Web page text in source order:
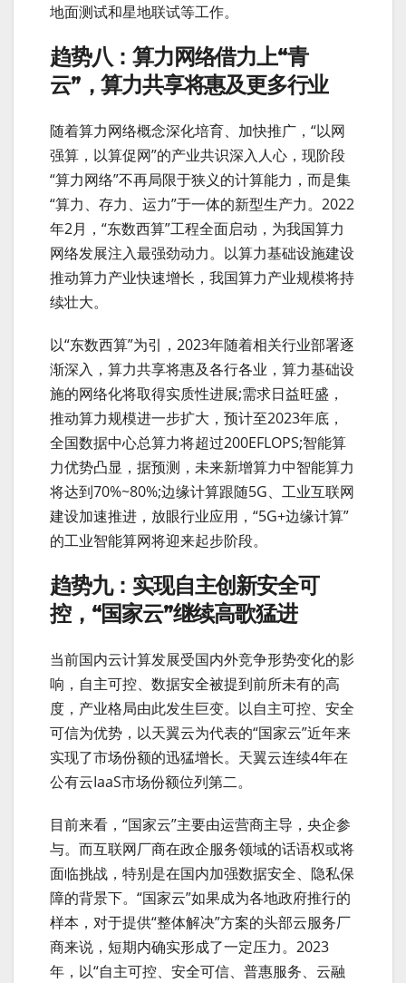
地面测试和星地联试等工作。
趋势八：算力网络借力上“青
云”，算力共享将惠及更多行业
随着算力网络概念深化培育、加快推广，“以网
强算，以算促网”的产业共识深入人心，现阶段
“算力网络”不再局限于狭义的计算能力，而是集
“算力、存力、运力”于一体的新型生产力。2022
年2月，“东数西算”工程全面启动，为我国算力
网络发展注入最强劲动力。以算力基础设施建设
推动算力产业快速增长，我国算力产业规模将持
续壮大。
以“东数西算”为引，2023年随着相关行业部署逐
渐深入，算力共享将惠及各行各业，算力基础设
施的网络化将取得实质性进展;需求日益旺盛，
推动算力规模进一步扩大，预计至2023年底，
全国数据中心总算力将超过200EFLOPS;智能算
力优势凸显，据预测，未来新增算力中智能算力
将达到70%~80%;边缘计算跟随5G、工业互联网
建设加速推进，放眼行业应用，“5G+边缘计算”
的工业智能算网将迎来起步阶段。
趋势九：实现自主创新安全可
控，“国家云”继续高歌猛进
当前国内云计算发展受国内外竞争形势变化的影
响，自主可控、数据安全被提到前所未有的高
度，产业格局由此发生巨变。以自主可控、安全
可信为优势，以天翼云为代表的“国家云”近年来
实现了市场份额的迅猛增长。天翼云连续4年在
公有云IaaS市场份额位列第二。
目前来看，“国家云”主要由运营商主导，央企参
与。而互联网厂商在政企服务领域的话语权或将
面临挑战，特别是在国内加强数据安全、隐私保
障的背景下。“国家云”如果成为各地政府推行的
样本，对于提供“整体解决”方案的头部云服务厂
商来说，短期内确实形成了一定压力。2023
年，以“自主可控、安全可信、普惠服务、云融